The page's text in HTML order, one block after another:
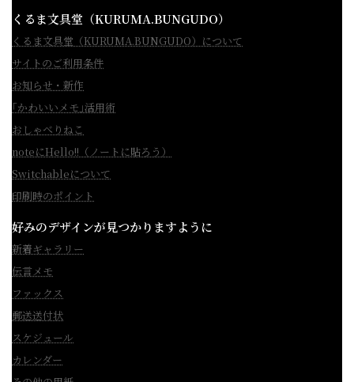
くるま文具堂（KURUMA.BUNGUDO）
くるま文具堂（KURUMA.BUNGUDO）について
サイトのご利用条件
お知らせ・新作
｢かわいいメモ｣活用術
おしゃべりねこ
noteにHello!!（ノートに貼ろう）
Switchableについて
印刷時のポイント
好みのデザインが見つかりますように
新着ギャラリー
伝言メモ
ファックス
郵送送付状
スケジュール
カレンダー